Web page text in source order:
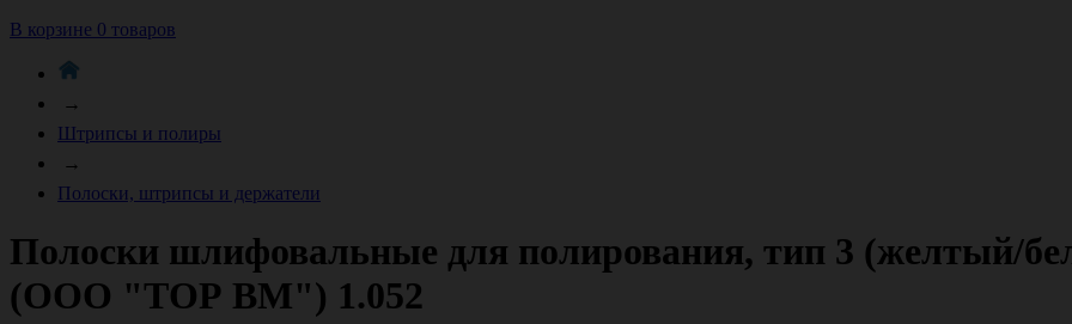
В корзине 0 товаров
→
Штрипсы и полиры
→
Полоски, штрипсы и держатели
Полоски шлифовальные для полирования, тип 3 (желтый/
(ООО "ТОР ВМ") 1.052